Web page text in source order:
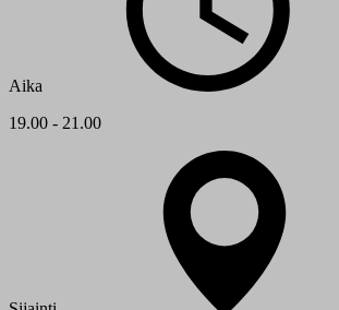
Aika
19.00 - 21.00